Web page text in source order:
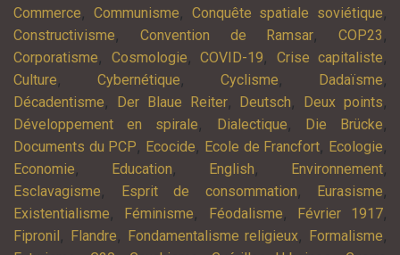
Commerce Communisme Conquête spatiale soviétique
Constructivisme Convention de Ramsar COP23
Corporatisme Cosmologie COVID-19 Crise capitaliste
Culture Cybernétique Cyclisme Dadaïsme
Décadentisme Der Blaue Reiter, Deutsch Deux points
Développement en spirale Dialectique Die Brücke
Documents du PCP Ecocide Ecole de Francfort Ecologie
Economie Education English Environnement
Esclavagisme Esprit de consommation Eurasisme
Existentialisme Féminisme Féodalisme Février 1917
Fipronil Flandre Fondamentalisme religieux Formalisme